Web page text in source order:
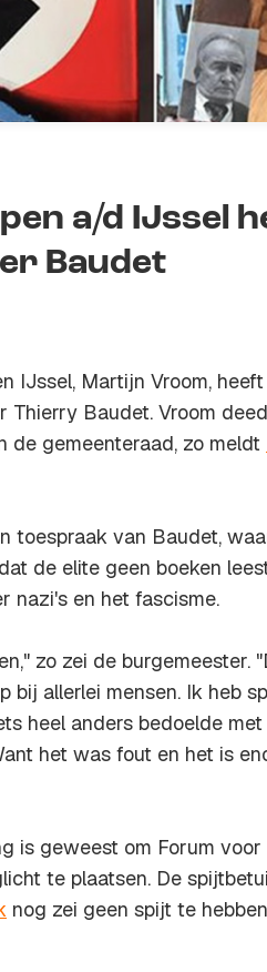
a/d IJssel
Baudet
IJssel, Martijn Vroom,
Thierry Baudet. Vroom
de gemeenteraad, zo meldt
toespraak van Baudet,
de elite geen boeken
nazi's en het fascisme.
zo zei de burgemeester.
bij allerlei mensen. Ik heb
heel anders bedoelde
het was fout en het is
is geweest om Forum voor
te plaatsen. De
nog zei geen spijt te